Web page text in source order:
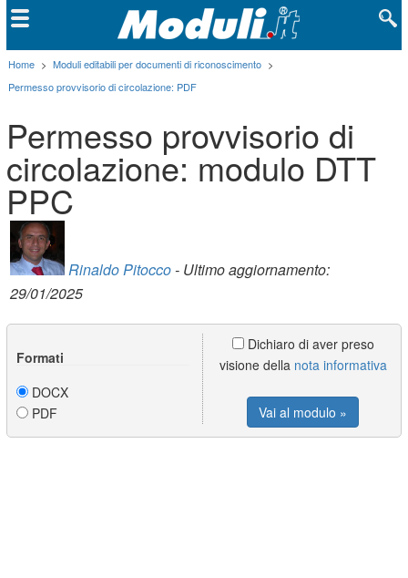
Home > Moduli editabili per documenti di riconoscimento >
Permesso provvisorio di circolazione: PDF
Permesso provvisorio di
circolazione: modulo DTT
PPC
Rinaldo Pitocco- Ultimo aggiornamento:
29/01/2025
Formati
DOCX
PDF
Dichiaro di aver preso
visione della nota informativa
Vai al modulo »